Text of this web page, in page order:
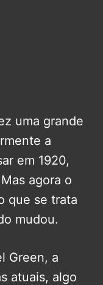
uma grande
a
em 1920,
agora o
que se trata
mudou.
Green, a
atuais, algo